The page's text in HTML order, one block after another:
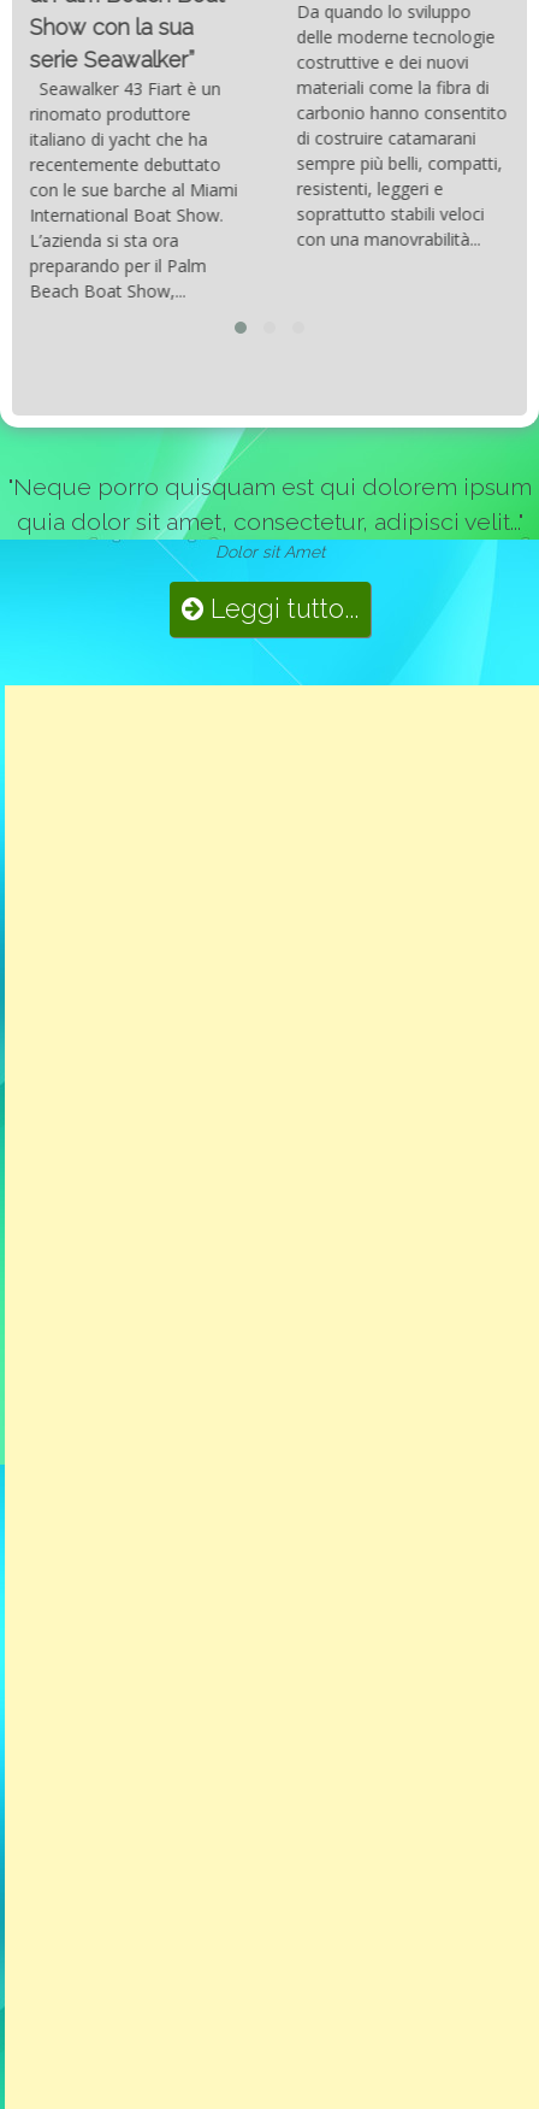
Show con la sua
serie Seawalker”
Seawalker 43 Fiart è un
rinomato produttore
italiano di yacht che ha
recentemente debuttato
con le sue barche al Miami
International Boat Show.
L’azienda si sta ora
preparando per il Palm
Beach Boat Show,...
Da quando lo sviluppo
delle moderne tecnologie
costruttive e dei nuovi
materiali come la fibra di
carbonio hanno consentito
di costruire catamarani
sempre più belli, compatti,
resistenti, leggeri e
soprattutto stabili veloci
con una manovrabilità...
"Neque porro quisquam est qui dolorem ipsum
quia dolor sit amet, consectetur, adipisci velit..."
Dolor sit Amet
Leggi tutto...